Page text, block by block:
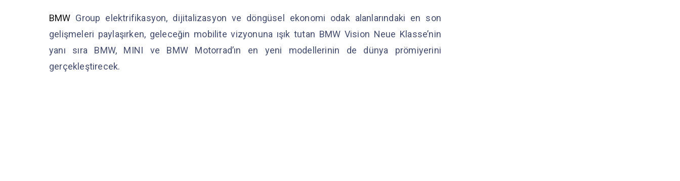
BMW Group elektrifikasyon, dijitalizasyon ve döngüsel ekonomi odak alanlarındaki en son
gelişmeleri paylaşırken, geleceğin mobilite vizyonuna ışık tutan BMW Vision Neue Klasse’nin
yanı sıra BMW, MINI ve BMW Motorrad’ın en yeni modellerinin de dünya prömiyerini
gerçekleştirecek.